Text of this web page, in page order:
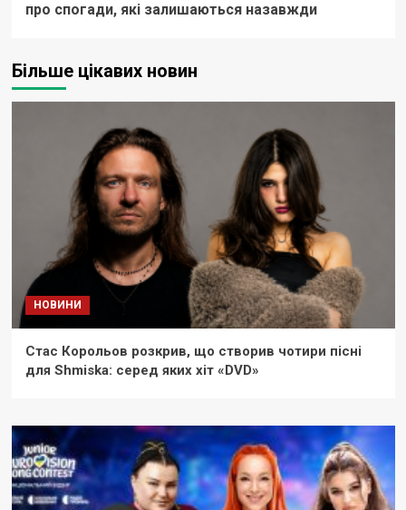
про спогади, які залишаються назавжди
Більше цікавих новин
НОВИНИ
Стас Корольов розкрив, що створив чотири пісні
для Shmiska: серед яких хіт «DVD»